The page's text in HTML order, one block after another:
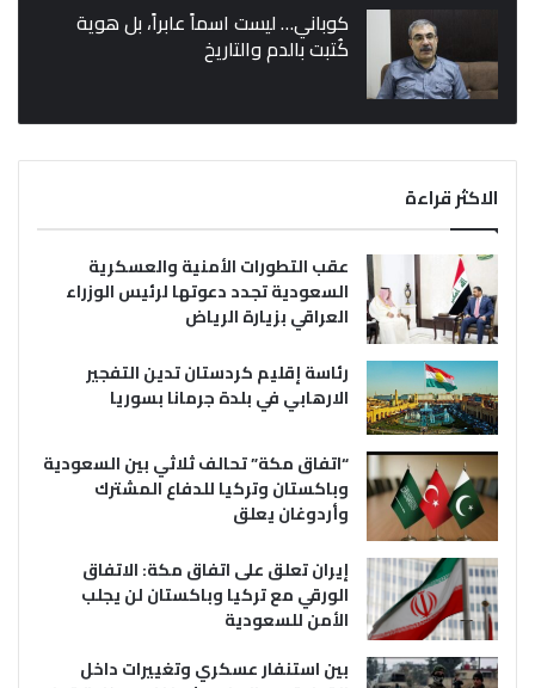
كوباني… ليست اسماً عابراً، بل هوية
كُتبت بالدم والتاريخ
الاكثر قراءة
عقب التطورات الأمنية والعسكرية
السعودية تجدد دعوتها لرئيس الوزراء
العراقي بزيارة الرياض
رئاسة إقليم كردستان تدين التفجير
الارهابي في بلدة جرمانا بسوريا
“اتفاق مكة” تحالف ثلاثي بين السعودية
وباكستان وتركيا للدفاع المشترك
وأردوغان يعلق
إيران تعلق على اتفاق مكة: الاتفاق
الورقي مع تركيا وباكستان لن يجلب
الأمن للسعودية
بين استنفار عسكري وتغييرات داخل